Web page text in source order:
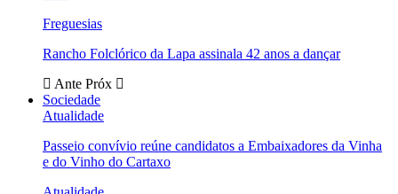
Freguesias
Rancho Folclórico da Lapa assinala 42 anos a dançar
Ante Próx
Sociedade
Atualidade
Passeio convívio reúne candidatos a Embaixadores da Vinha
e do Vinho do Cartaxo